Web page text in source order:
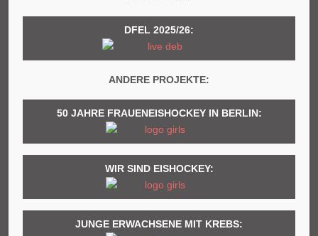
DFEL 2025/26:
ANDERE PROJEKTE:
50 JAHRE FRAUENEISHOCKEY IN BERLIN:
WIR SIND EISHOCKEY:
JUNGE ERWACHSENE MIT KREBS: